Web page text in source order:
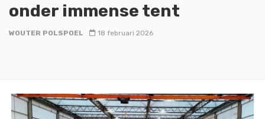
onder immense tent
WOUTER POLSPOEL 18 februari 2026